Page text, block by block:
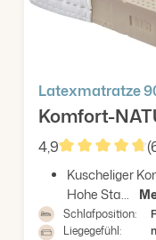
Latexmatratze
Komfort-
4,9
Kuscheliger
Hohe Sta...
Schlafposition:
Liegegefühl: